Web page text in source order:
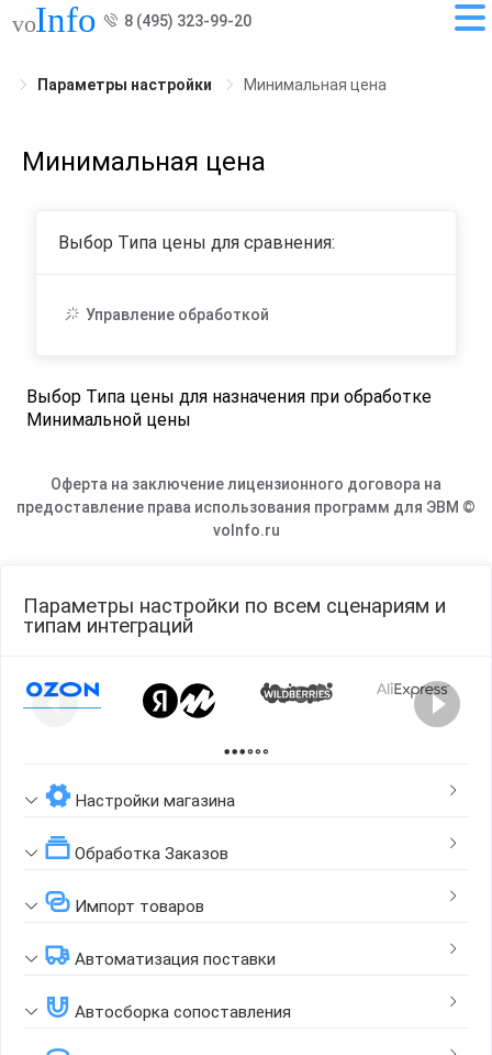
8 (495) 323-99-20
Параметры настройки Минимальная цена
Минимальная цена
Выбор Типа цены для сравнения:
Управление обработкой
Выбор Типа цены для назначения при обработке
Минимальной цены
Оферта на заключение лицензионного договора на
предоставление права использования программ для ЭВМ ©
voInfo.ru
Параметры настройки по всем сценариям и
типам интеграций
Настройки магазина
Обработка Заказов
Импорт товаров
Автоматизация поставки
Автосборка сопоставления